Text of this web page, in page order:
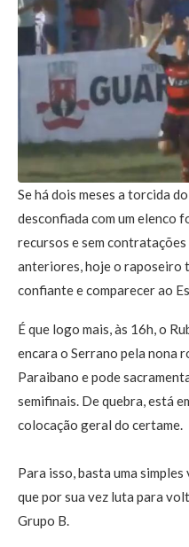
Se há dois meses a torcida
desconfiada com um elenco
recursos e sem
anteriores, hoje o raposeiro
confiante e comparecer ao
É que logo mais, às 16h, o
encara o Serrano pela nona
Paraibano e pode
semifinais. De quebra, está
colocação geral do certame.
Para isso, basta uma
que por sua vez luta para
Grupo B.